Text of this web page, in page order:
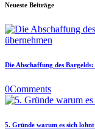
Neueste Beiträge
Die Abschaffung des
0Comments
5. Gründe warum es sich